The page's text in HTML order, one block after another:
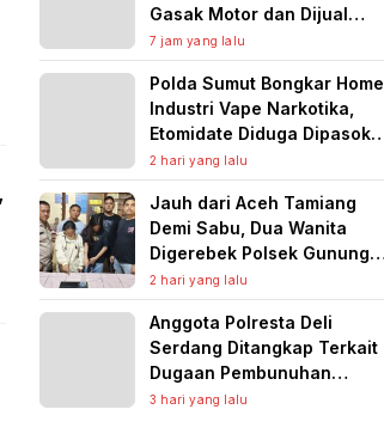
Gasak Motor dan Dijual
untuk Narkoba serta Judi
Online
7 jam yang lalu
Polda Sumut Bongkar Home
Industri Vape Narkotika,
Etomidate Diduga Dipasok
dari Kamboja
2 hari yang lalu
Jauh dari Aceh Tamiang
Demi Sabu, Dua Wanita
Digerebek Polsek Gunung
Malela di Tempat Hiburan
Malam, Jaringan Medan
Diburu
2 hari yang lalu
Anggota Polresta Deli
Serdang Ditangkap Terkait
Dugaan Pembunuhan
Lansia, Rekaman CCTV
3 hari yang lalu